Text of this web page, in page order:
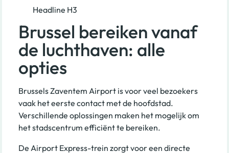
Headline H3
Brussel bereiken vanaf
de luchthaven: alle
opties
Brussels Zaventem Airport is voor veel bezoekers
vaak het eerste contact met de hoofdstad.
Verschillende oplossingen maken het mogelijk om
het stadscentrum efficiënt te bereiken.
De Airport Express-trein zorgt voor een directe